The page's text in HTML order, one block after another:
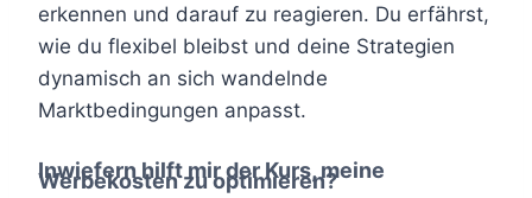
erkennen und darauf zu reagieren. Du erfährst,
wie du flexibel bleibst und deine Strategien
dynamisch an sich wandelnde
Marktbedingungen anpasst.
Inwiefern hilft mir der Kurs, meine
Werbekosten zu optimieren?